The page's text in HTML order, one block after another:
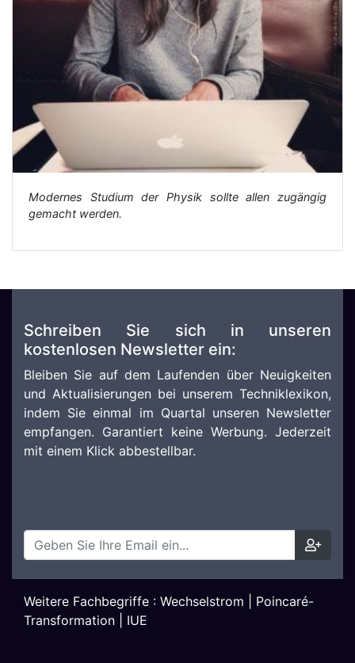
Modernes Studium der Physik sollte allen zugängig
gemacht werden.
Schreiben Sie sich in unseren
kostenlosen Newsletter ein:
Bleiben Sie auf dem Laufenden über Neuigkeiten
und Aktualisierungen bei unserem Techniklexikon,
indem Sie einmal im Quartal unseren Newsletter
empfangen. Garantiert keine Werbung. Jederzeit
mit einem Klick abbestellbar.
Weitere Fachbegriffe : Wechselstrom
Poincaré-
Transformation
IUE